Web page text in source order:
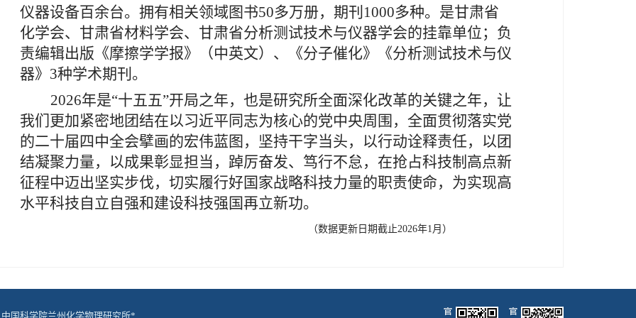
仪器设备百余台。拥有相关领域图书50多万册，期刊1000多种。是甘肃省
化学会、甘肃省材料学会、甘肃省分析测试技术与仪器学会的挂靠单位；负
责编辑出版《摩擦学学报》（中英文）、《分子催化》《分析测试技术与仪
器》3种学术期刊。
2026年是“十五五”开局之年， 也是研究所全面深化改革的关键之年，让
我们更加紧密地团结在以习近平同志为核心的党中央周围，全面贯彻落实党
的二十届四中全会擘画的宏伟蓝图，坚持干字当头，以行动诠释责任，以团
结凝聚力量，以成果彰显担当，踔厉奋发、笃行不怠，在抢占科技制高点新
征程中迈出坚实步伐，切实履行好国家战略科技力量的职责使命，为实现高
水平科技自立自强和建设科技强国再立新功。
（数据更新日期截止2026年1月）
国科学院兰州化学物理研究所*